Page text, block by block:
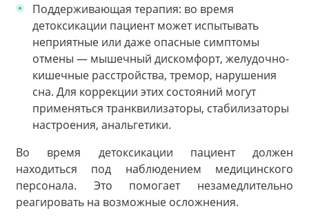
Поддерживающая терапия: во время
детоксикации пациент может испытывать
неприятные или даже опасные симптомы
отмены — мышечный дискомфорт, желудочно-
кишечные расстройства, тремор, нарушения
сна. Для коррекции этих состояний могут
применяться транквилизаторы, стабилизаторы
настроения, анальгетики.
Во время детоксикации пациент должен
находиться под наблюдением медицинского
персонала. Это помогает незамедлительно
реагировать на возможные осложнения.